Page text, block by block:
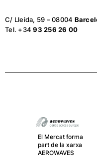
C/ Lleida, 59 – 08004
Tel. +3493 256 26 00
El Mercat forma
part de la xarxa
AEROWAVES